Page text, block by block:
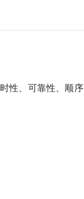
性、可靠性、顺序